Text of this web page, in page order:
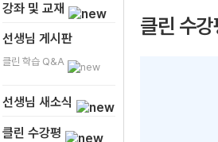
강좌 및 교재
선생님 게시판
클린 학습 Q&A
선생님 새소식
클린 수강평
클린 수강